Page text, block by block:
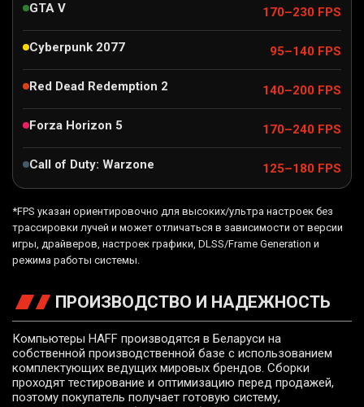
GTA V 170–230 FPS
Cyberpunk 2077 95–140 FPS
Red Dead Redemption 2 140–200 FPS
Forza Horizon 5 170–240 FPS
Call of Duty: Warzone 125–180 FPS
*FPS указан ориентировочно для высоких/ультра настроек без
трассировки лучей и может отличаться в зависимости от версии
игры, драйверов, настроек графики, DLSS/Frame Generation и
режима работы системы.
ПРОИЗВОДСТВО И НАДЕЖНОСТЬ
Компьютеры HAFF производятся в Беларуси на
собственной производственной базе с использованием
комплектующих ведущих мировых брендов. Сборки
проходят тестирование и оптимизацию перед продажей,
поэтому покупатель получает готовую систему,